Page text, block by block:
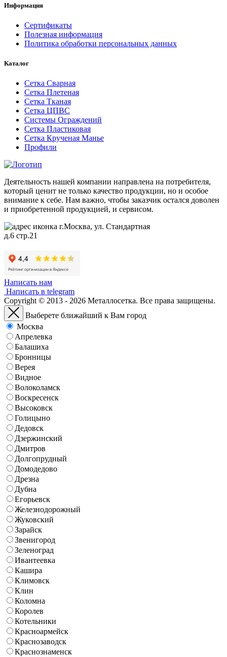
Информация
Сертификаты
Полезная информация
Политика обработки персональных данных
Каталог
Сетка Сварная
Сетка Плетеная
Сетка Тканая
Сетка ЦПВС
Системы Ограждений
Сетка Пластиковая
Сетка Крученая Манье
Профили
Деятельность нашей компании направлена на потребителя,
который ценит не только качество продукции, но и особое
внимание к себе. Нам важно, чтобы заказчик остался доволен
и приобретенной продукцией, и сервисом.
г.Москва, ул. Стандартная
д.6 стр.21
Написать нам
Написать в telegram
Copyright © 2013 - 2026 Металлосетка. Все права защищены.
Выберете ближайший к Вам город
Москва
Апрелевка
Балашиха
Бронницы
Верея
Видное
Волоколамск
Воскресенск
Высоковск
Голицыно
Дедовск
Дзержинский
Дмитров
Долгопрудный
Домодедово
Дрезна
Дубна
Егорьевск
Железнодорожный
Жуковский
Зарайск
Звенигород
Зеленоград
Ивантеевка
Кашира
Климовск
Клин
Коломна
Королев
Котельники
Красноармейск
Краснозаводск
Краснознаменск